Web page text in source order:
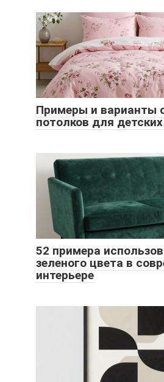
Примеры и варианты
потолков для
52 примера
зеленого цвета в
интерьере